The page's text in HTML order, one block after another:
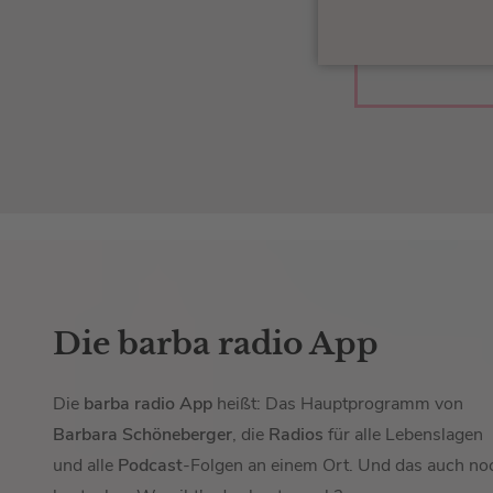
Die barba radio App
Die barba radio App heißt: Das Hauptprogramm von
Barbara Schöneberger, die Radios für alle Lebenslagen
und alle Podcast-Folgen an einem Ort. Und das auch